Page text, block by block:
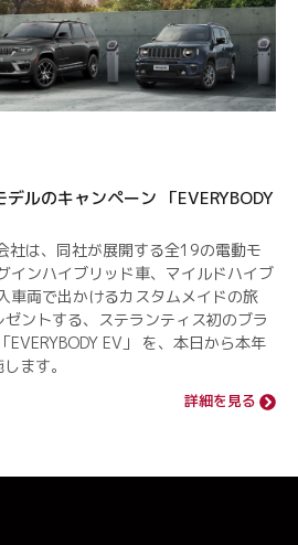
ルのキャンペーン 「EVERYBODY
は、同社が展開する全19の電動モ
インハイブリッド車、マイルドハイブ
車両で出かけるカスタムメイドの旅
ゼントする、ステランティス初のブラ
EVERYBODY EV」 を、本日から本年
ます。
詳細を見る